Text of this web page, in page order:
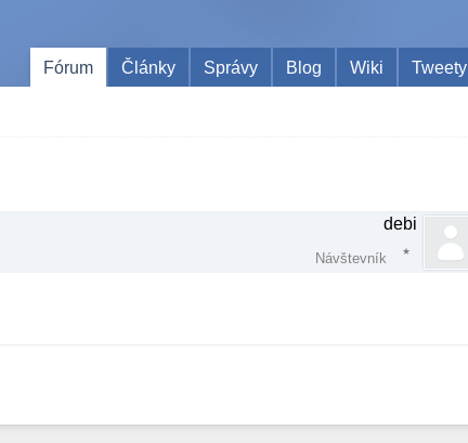
Fórum
Články Správy Blog Wiki Tweety
debi
Návštevník